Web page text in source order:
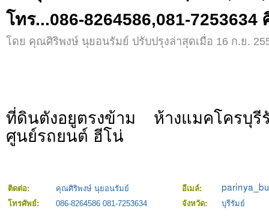
โทร...086-8264586,081-7253634
โดย คุณศิริพงษ์ นุยอนรัมย์ ปรับปรุงล่าสุดเมื่อ 16 ก.ย.
ที่ดินตังอยูตรงข้าม ห้างแมคโครบุรี
ศูนย์รถยนต์ ฮีโน่
ติดต่อ: คุณศิริพงษ์ นุยอนรัมย์
อีเมล์:
โทรศัพย์:
086-8264586 081-7253634 จังหวัด: บุรีรัมย์